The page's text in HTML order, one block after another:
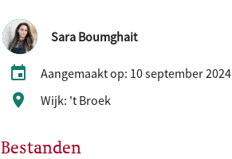
Sara Boumghait
Aangemaakt op: 10 september 2024
Wijk: 't Broek
Bestanden